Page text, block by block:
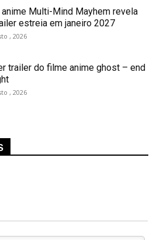
Multi-Mind Mayhem revela
estreia em janeiro 2027
, 2026
trailer do filme anime ghost – end
, 2026